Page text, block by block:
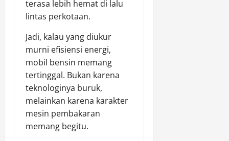
terasa lebih hemat di lalu
lintas perkotaan.
Jadi, kalau yang diukur
murni efisiensi energi,
mobil bensin memang
tertinggal. Bukan karena
teknologinya buruk,
melainkan karena karakter
mesin pembakaran
memang begitu.